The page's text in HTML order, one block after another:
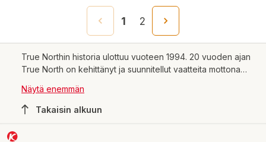
1 2
True Northin historia ulottuu vuoteen 1994. 20 vuoden ajan
True North on kehittänyt ja suunnitellut vaatteita mottona
erittäin laaja useimmilla segmenteillä. Yhteistä niille on, että
ne sopivat hyvin aktiiviseen elämäntapaan, jossa laadulle
Näytä enemmän
Takaisin alkuun